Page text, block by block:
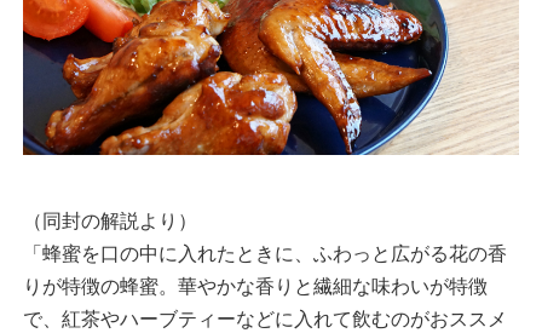
（同封の解説より）
「蜂蜜を口の中に入れたときに、ふわっと広がる花の香
りが特徴の蜂蜜。華やかな香りと繊細な味わいが特徴
で、紅茶やハーブティーなどに入れて飲むのがおススメ